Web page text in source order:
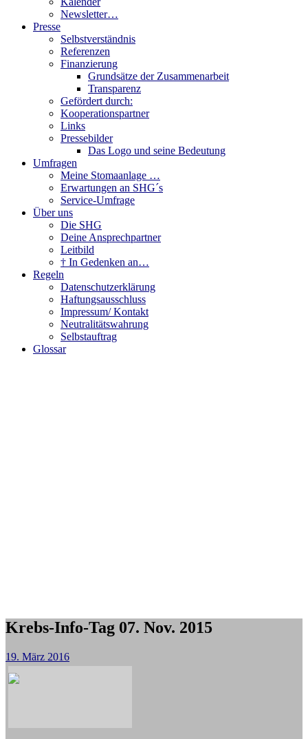
Newsletter…
Presse
Selbstverständnis
Referenzen
Finanzierung
Grundsätze der Zusammenarbeit
Transparenz
Gefördert durch:
Kooperationspartner
Links
Pressebilder
Das Logo und seine Bedeutung
Umfragen
Meine Stomaanlage …
Erwartungen an SHG´s
Service-Umfrage
Über uns
Die SHG
Deine Ansprechpartner
Leitbild
† In Gedenken an…
Regeln
Datenschutzerklärung
Haftungsausschluss
Impressum/ Kontakt
Neutralitätswahrung
Selbstauftrag
Glossar
Krebs-Info-Tag 07. Nov. 2015
19. März 2016